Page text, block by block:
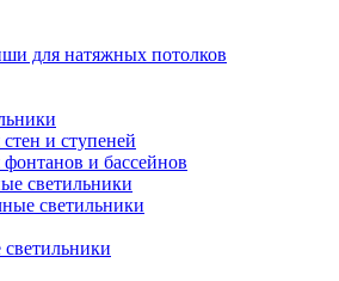
для натяжных потолков
и ступеней
и бассейнов
светильники
светильники